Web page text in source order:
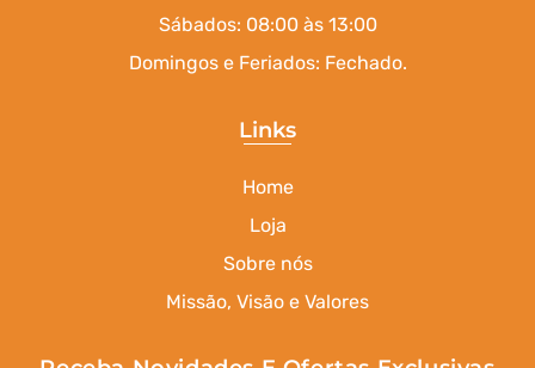
Sábados: 08:00 às 13:00
Domingos e Feriados: Fechado.
Links
Home
Loja
Sobre nós
Missão, Visão e Valores